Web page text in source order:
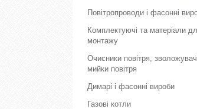
Повітропроводи і фасонні
Комплектуючі та матеріали
монтажу
Очисники повітря,
мийки повітря
Димарі і фасонні вироби
Газові котли